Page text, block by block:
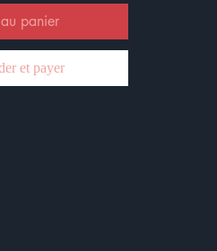
panier
et payer